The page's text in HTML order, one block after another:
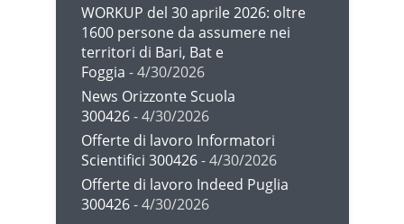
WORKUP del 30 aprile 2026: oltre
1600 persone da assumere nei
territori di Bari, Bat e
Foggia - 4/30/2026
News Orizzonte Scuola
300426- 4/30/2026
Offerte di lavoro Informatori
Scientifici 300426- 4/30/2026
Offerte di lavoro Indeed Puglia
300426- 4/30/2026